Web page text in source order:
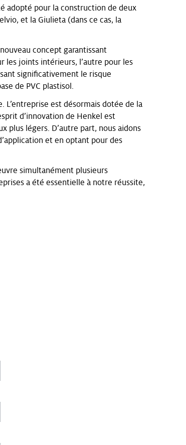
adopté pour la construction de deux
et la Giulieta (dans ce cas, la
concept garantissant
les joints intérieurs, l’autre pour les
significativement le risque
de PVC plastisol.
L’entreprise est désormais dotée de la
d’innovation de Henkel est
plus légers. D’autre part, nous aidons
et en optant pour des
simultanément plusieurs
a été essentielle à notre réussite,